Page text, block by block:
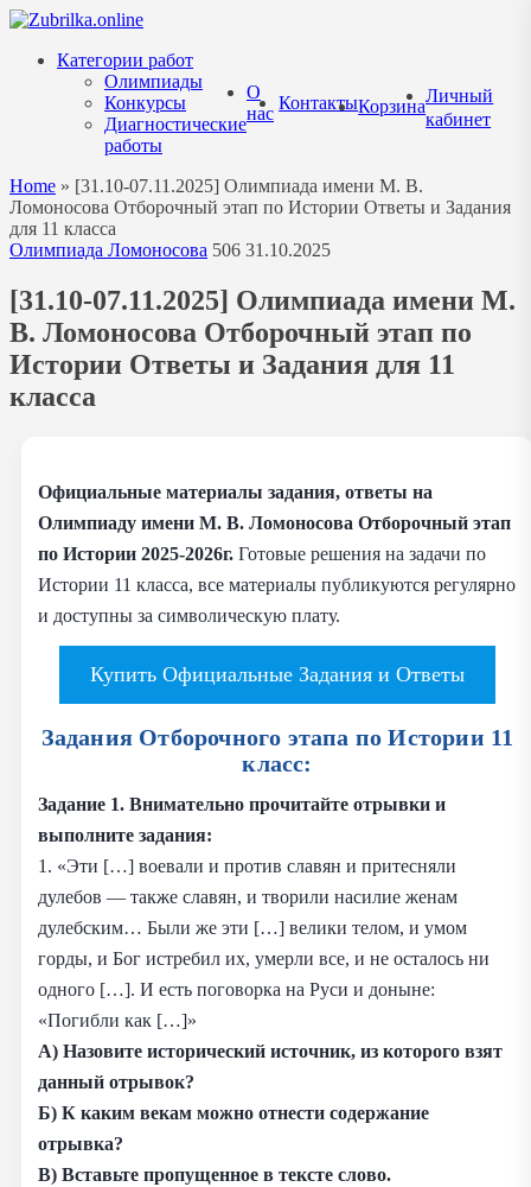
Перейти
содержанию
Категории работ
Олимпиады
Конкурсы
Диагностические
работы
О
нас
КонтактыКорзина
Личный
кабинет
Home » [31.10-07.11.2025] Олимпиада имени М. В.
Ломоносова Отборочный этап по Истории Ответы и Задания
для 11 класса
Олимпиада Ломоносова 506 31.10.2025
[31.10-07.11.2025] Олимпиада имени М.
В. Ломоносова Отборочный этап по
Истории Ответы и Задания для 11
класса
Официальные материалы задания, ответы на
Олимпиаду имени М. В. Ломоносова Отборочный этап
по Истории 2025-2026г. Готовые решения на задачи по
Истории 11 класса, все материалы публикуются регулярно
и доступны за символическую плату.
Купить Официальные Задания и Ответы
Задания Отборочного этапа по Истории 11
класс:
Задание 1. Внимательно прочитайте отрывки и
выполните задания:
1. «Эти […] воевали и против славян и притесняли
дулебов — также славян, и творили насилие женам
дулебским… Были же эти […] велики телом, и умом
горды, и Бог истребил их, умерли все, и не осталось ни
одного […]. И есть поговорка на Руси и доныне:
«Погибли как […]»
А) Назовите исторический источник, из которого взят
данный отрывок?
Б) К каким векам можно отнести содержание
отрывка?
В) Вставьте пропущенное в тексте слово.